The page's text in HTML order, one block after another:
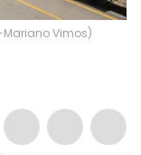
Vimos)